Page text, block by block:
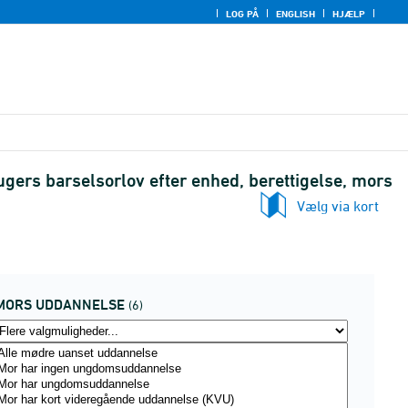
LOG PÅ ENGLISH HJÆLP
barselsorlov efter enhed, berettigelse, mors
Vælg via kort
UDDANNELSE (6)